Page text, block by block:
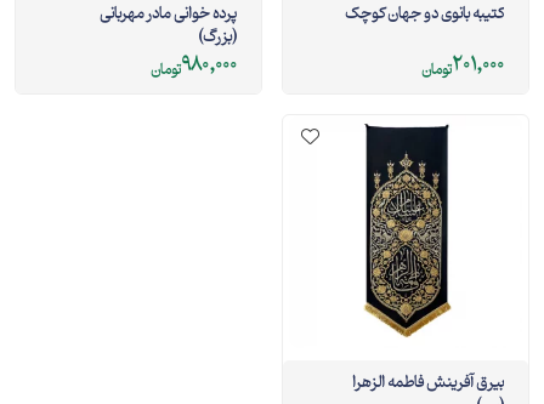
کتیبه بانوی دو جهان کوچک
201,000تومان
پرده خوانی مادر مهربانی
(بزرگ)
980,000تومان
بیرق آفرینش فاطمه الزهرا